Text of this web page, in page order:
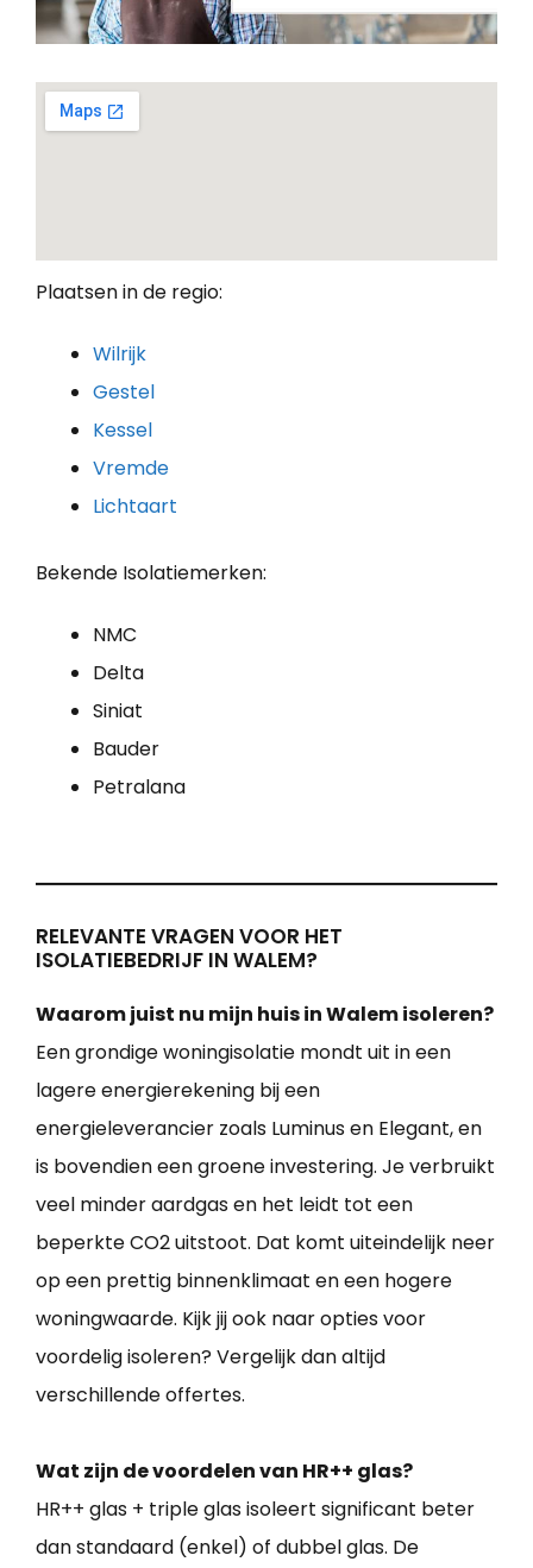
Plaatsen in de regio:
Wilrijk
Gestel
Kessel
Vremde
Lichtaart
Bekende Isolatiemerken:
NMC
Delta
Siniat
Bauder
Petralana
RELEVANTE VRAGEN VOOR HET
ISOLATIEBEDRIJF IN WALEM?
Waarom juist nu mijn huis in Walem isoleren?
Een grondige woningisolatie mondt uit in een
lagere energierekening bij een
energieleverancier zoals Luminus en Elegant, en
is bovendien een groene investering. Je verbruikt
veel minder aardgas en het leidt tot een
beperkte CO2 uitstoot. Dat komt uiteindelijk neer
op een prettig binnenklimaat en een hogere
woningwaarde. Kijk jij ook naar opties voor
voordelig isoleren? Vergelijk dan altijd
verschillende offertes.
Wat zijn de voordelen van HR++ glas?
HR++ glas + triple glas isoleert significant beter
dan standaard (enkel) of dubbel glas. De